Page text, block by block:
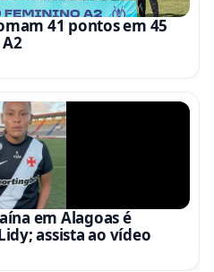
41 pontos em 45
em Alagoas é
assista ao vídeo